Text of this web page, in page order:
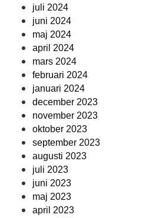
juli 2024
juni 2024
maj 2024
april 2024
mars 2024
februari 2024
januari 2024
december 2023
november 2023
oktober 2023
september 2023
augusti 2023
juli 2023
juni 2023
maj 2023
april 2023